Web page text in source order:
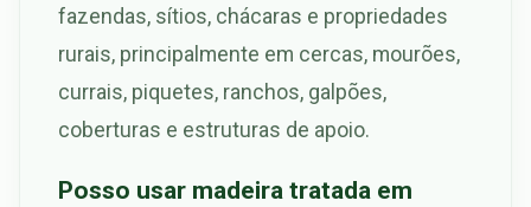
fazendas, sítios, chácaras e propriedades
rurais, principalmente em cercas, mourões,
currais, piquetes, ranchos, galpões,
coberturas e estruturas de apoio.
Posso usar madeira tratada em